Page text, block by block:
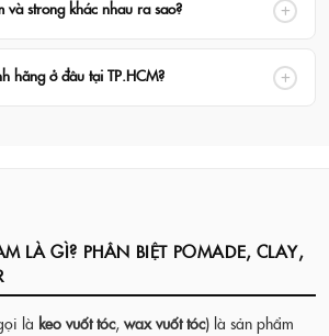
gội lên tóc khô trước khi thêm nước để nhũ
và strong khác nhau ra sao?
linh hoạt, hợp kiểu casual. Hold medium:
được hàng ngày. Hold strong/max: giữ nếp
hãng ở đâu tại TP.HCM?
LÀ GÌ? PHÂN BIỆT POMADE, CLAY,
là keo vuốt tóc,wax vuốt tóc) là sản phẩm